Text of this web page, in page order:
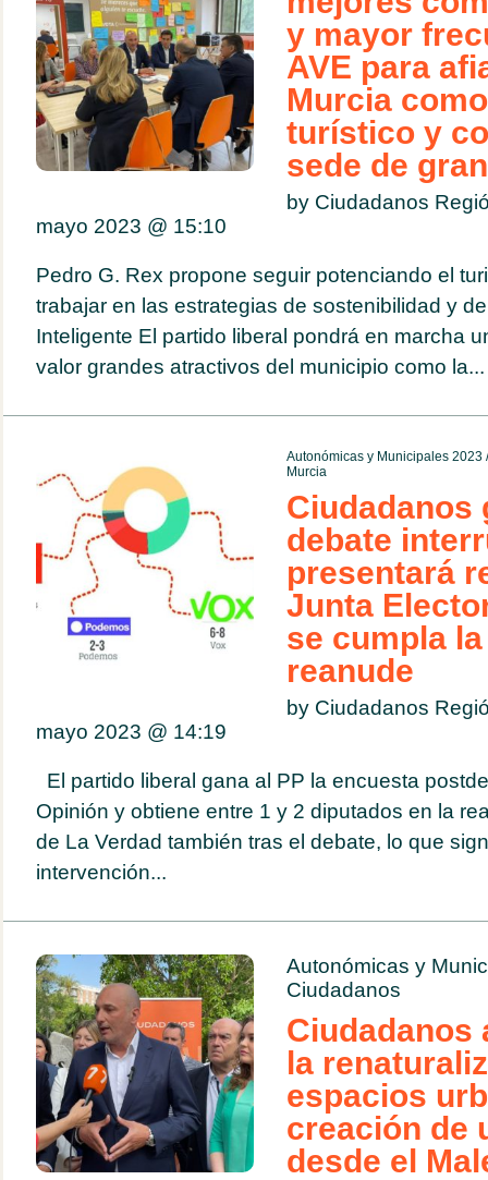
y mayor
AVE para
Murcia
turístico y
sede de
by Ciudadanos
mayo 2023 @ 15:10
Pedro G. Rex propone seguir potenciando el
trabajar en las estrategias de sostenibilidad y
Inteligente El partido liberal pondrá en marcha
valor grandes atractivos del municipio como la...
Autonómicas y Municipales 2023
Murcia
Ciudadanos
debate
presentará
Junta
se cumpla
reanude
by Ciudadanos
mayo 2023 @ 14:19
El partido liberal gana al PP la encuesta
Opinión y obtiene entre 1 y 2 diputados en la
de La Verdad también tras el debate, lo que
intervención...
Autonómicas y
Ciudadanos
Ciudadanos
la
espacios
creación de
desde el